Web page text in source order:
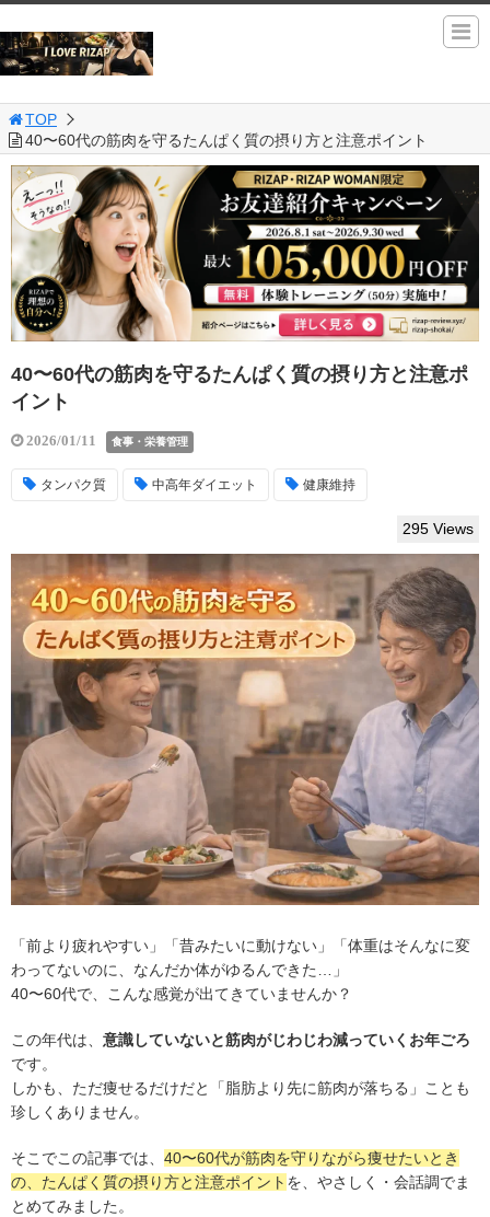
TOP
40〜60代の筋肉を守るたんぱく質の摂り方と注意ポイント
40〜60代の筋肉を守るたんぱく質の摂り方と注意ポ
イント
2026/01/11 食事・栄養管理
タンパク質 中高年ダイエット 健康維持
295 Views
「前より疲れやすい」「昔みたいに動けない」「体重はそんなに変
わってないのに、なんだか体がゆるんできた…」
40〜60代で、こんな感覚が出てきていませんか？
この年代は、 意識していないと筋肉がじわじわ減っていくお年ごろ
です。
しかも、ただ痩せるだけだと「脂肪より先に筋肉が落ちる」ことも
珍しくありません。
そこでこの記事では、 40〜60代が筋肉を守りながら痩せたいとき
の、たんぱく質の摂り方と注意ポイント を、やさしく・会話調でま
とめてみました。